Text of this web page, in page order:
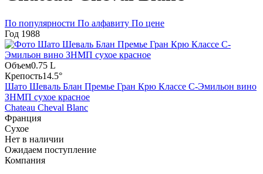
По популярности По алфавиту По цене
Год 1988
Объем0.75 L
Крепость14.5°
Шато Шеваль Блан Премье Гран Крю Классе С-Эмильон вино
ЗНМП сухое красное
Chateau Cheval Blanc
Франция
Сухое
Нет в наличии
Ожидаем поступление
Компания